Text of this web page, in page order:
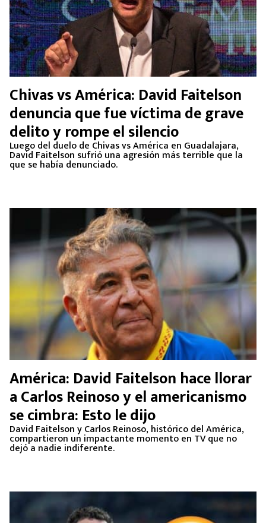
Chivas vs América: David Faitelson
denuncia que fue víctima de grave
delito y rompe el silencio
Luego del duelo de Chivas vs América en Guadalajara,
David Faitelson sufrió una agresión más terrible que la
que se había denunciado.
América: David Faitelson hace llorar
a Carlos Reinoso y el americanismo
se cimbra: Esto le dijo
David Faitelson y Carlos Reinoso, histórico del América,
compartieron un impactante momento en TV que no
dejó a nadie indiferente.